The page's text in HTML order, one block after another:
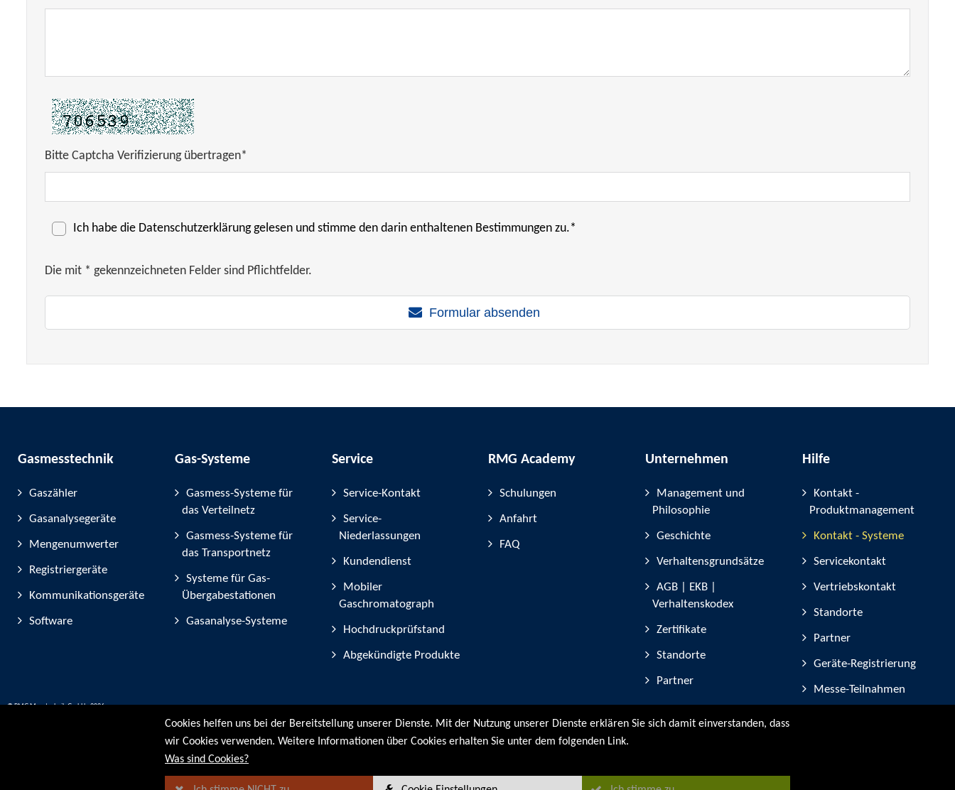
Bitte Captcha Verifizierung übertragen*
Ich habe die Datenschutzerklärunggelesen und stimme den darin enthaltenen Bestimmungen zu.*
Die mit * gekennzeichneten Felder sind Pflichtfelder.
Formular absenden
Gasmesstechnik
Gaszähler
Gasanalysegeräte
Mengenumwerter
Registriergeräte
Kommunikationsgeräte
Software
Gas-Systeme
Gasmess-Systeme für
das Verteilnetz
Gasmess-Systeme für
das Transportnetz
Systeme für Gas-
Übergabestationen
Gasanalyse-Systeme
Service
Service-Kontakt
Service-
Niederlassungen
Kundendienst
Mobiler
Gaschromatograph
Hochdruckprüfstand
Abgekündigte Produkte
RMG Academy
Schulungen
Anfahrt
FAQ
Unternehmen
Management und
Philosophie
Geschichte
Verhaltensgrundsätze
AGB | EKB |
Verhaltenskodex
Zertifikate
Standorte
Partner
Hilfe
Kontakt -
Produktmanagement
Kontakt - Systeme
Servicekontakt
Vertriebskontakt
Standorte
Partner
Geräte-Registrierung
Messe-Teilnahmen
© RMG Messtechnik GmbH - 2026
Cookies helfen uns bei der Bereitstellung unserer Dienste. Mit der Nutzung unserer Dienste erklären Sie sich damit einverstanden, dass
wir Cookies verwenden. Weitere Informationen über Cookies erhalten Sie unter dem folgenden Link.
Was sind Cookies?